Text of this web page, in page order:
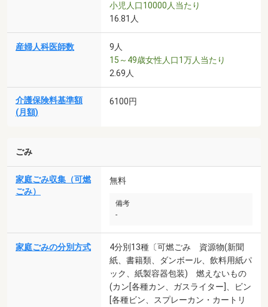
小児人口10000人当たり
16.81人
産婦人科医師数
9人
15～49歳女性人口1万人当たり
2.69人
介護保険料基準額
(月額)
6100円
ごみ
家庭ごみ収集（可燃
ごみ）
無料
備考
-
家庭ごみの分別方式
4分別13種〔可燃ごみ 資源物(新聞
紙、書籍類、ダンボール、飲料用紙パ
ック、紙製容器包装) 燃えないもの
(カン[各種カン、ガスライター]、ビン
[各種ビン、スプレーカン・カートリ